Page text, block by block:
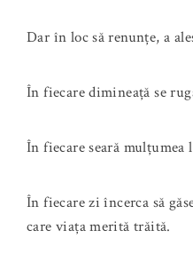
Dar în loc să renunțe, a
În fiecare dimineață se
În fiecare seară mulțumea
În fiecare zi încerca să
care viața merită trăită.